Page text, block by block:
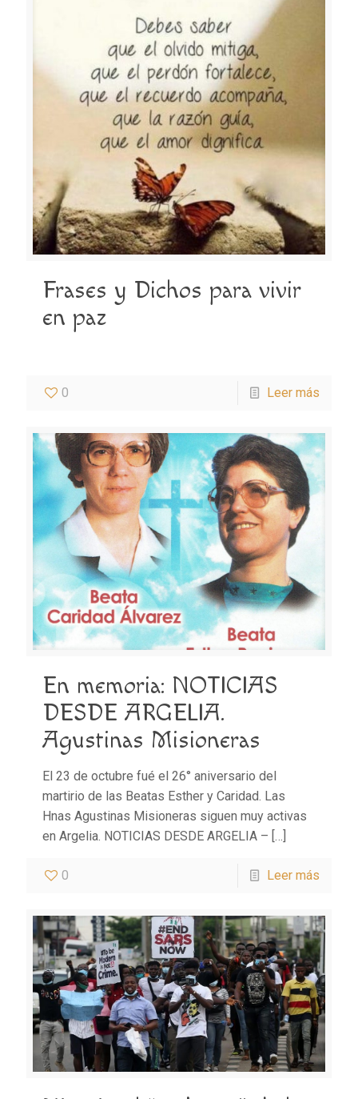
Frases y Dichos para vivir
en paz
0 Leer más
En memoria: NOTICIAS
DESDE ARGELIA.
Agustinas Misioneras
El 23 de octubre fué el 26° aniversario del
martirio de las Beatas Esther y Caridad. Las
Hnas Agustinas Misioneras siguen muy activas
en Argelia. NOTICIAS DESDE ARGELIA – […]
0 Leer más